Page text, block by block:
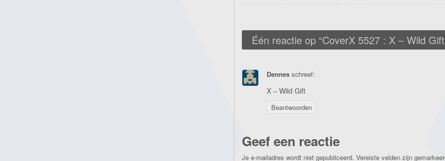
Één reactie op “CoverX 5527 : X – Wild
Dennes schreef:
X – Wild Gift
Beantwoorden
Geef een reactie
Je e-mailadres wordt niet gepubliceerd. Vereiste velden zijn